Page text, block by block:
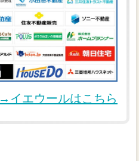
→イエウールはこちら